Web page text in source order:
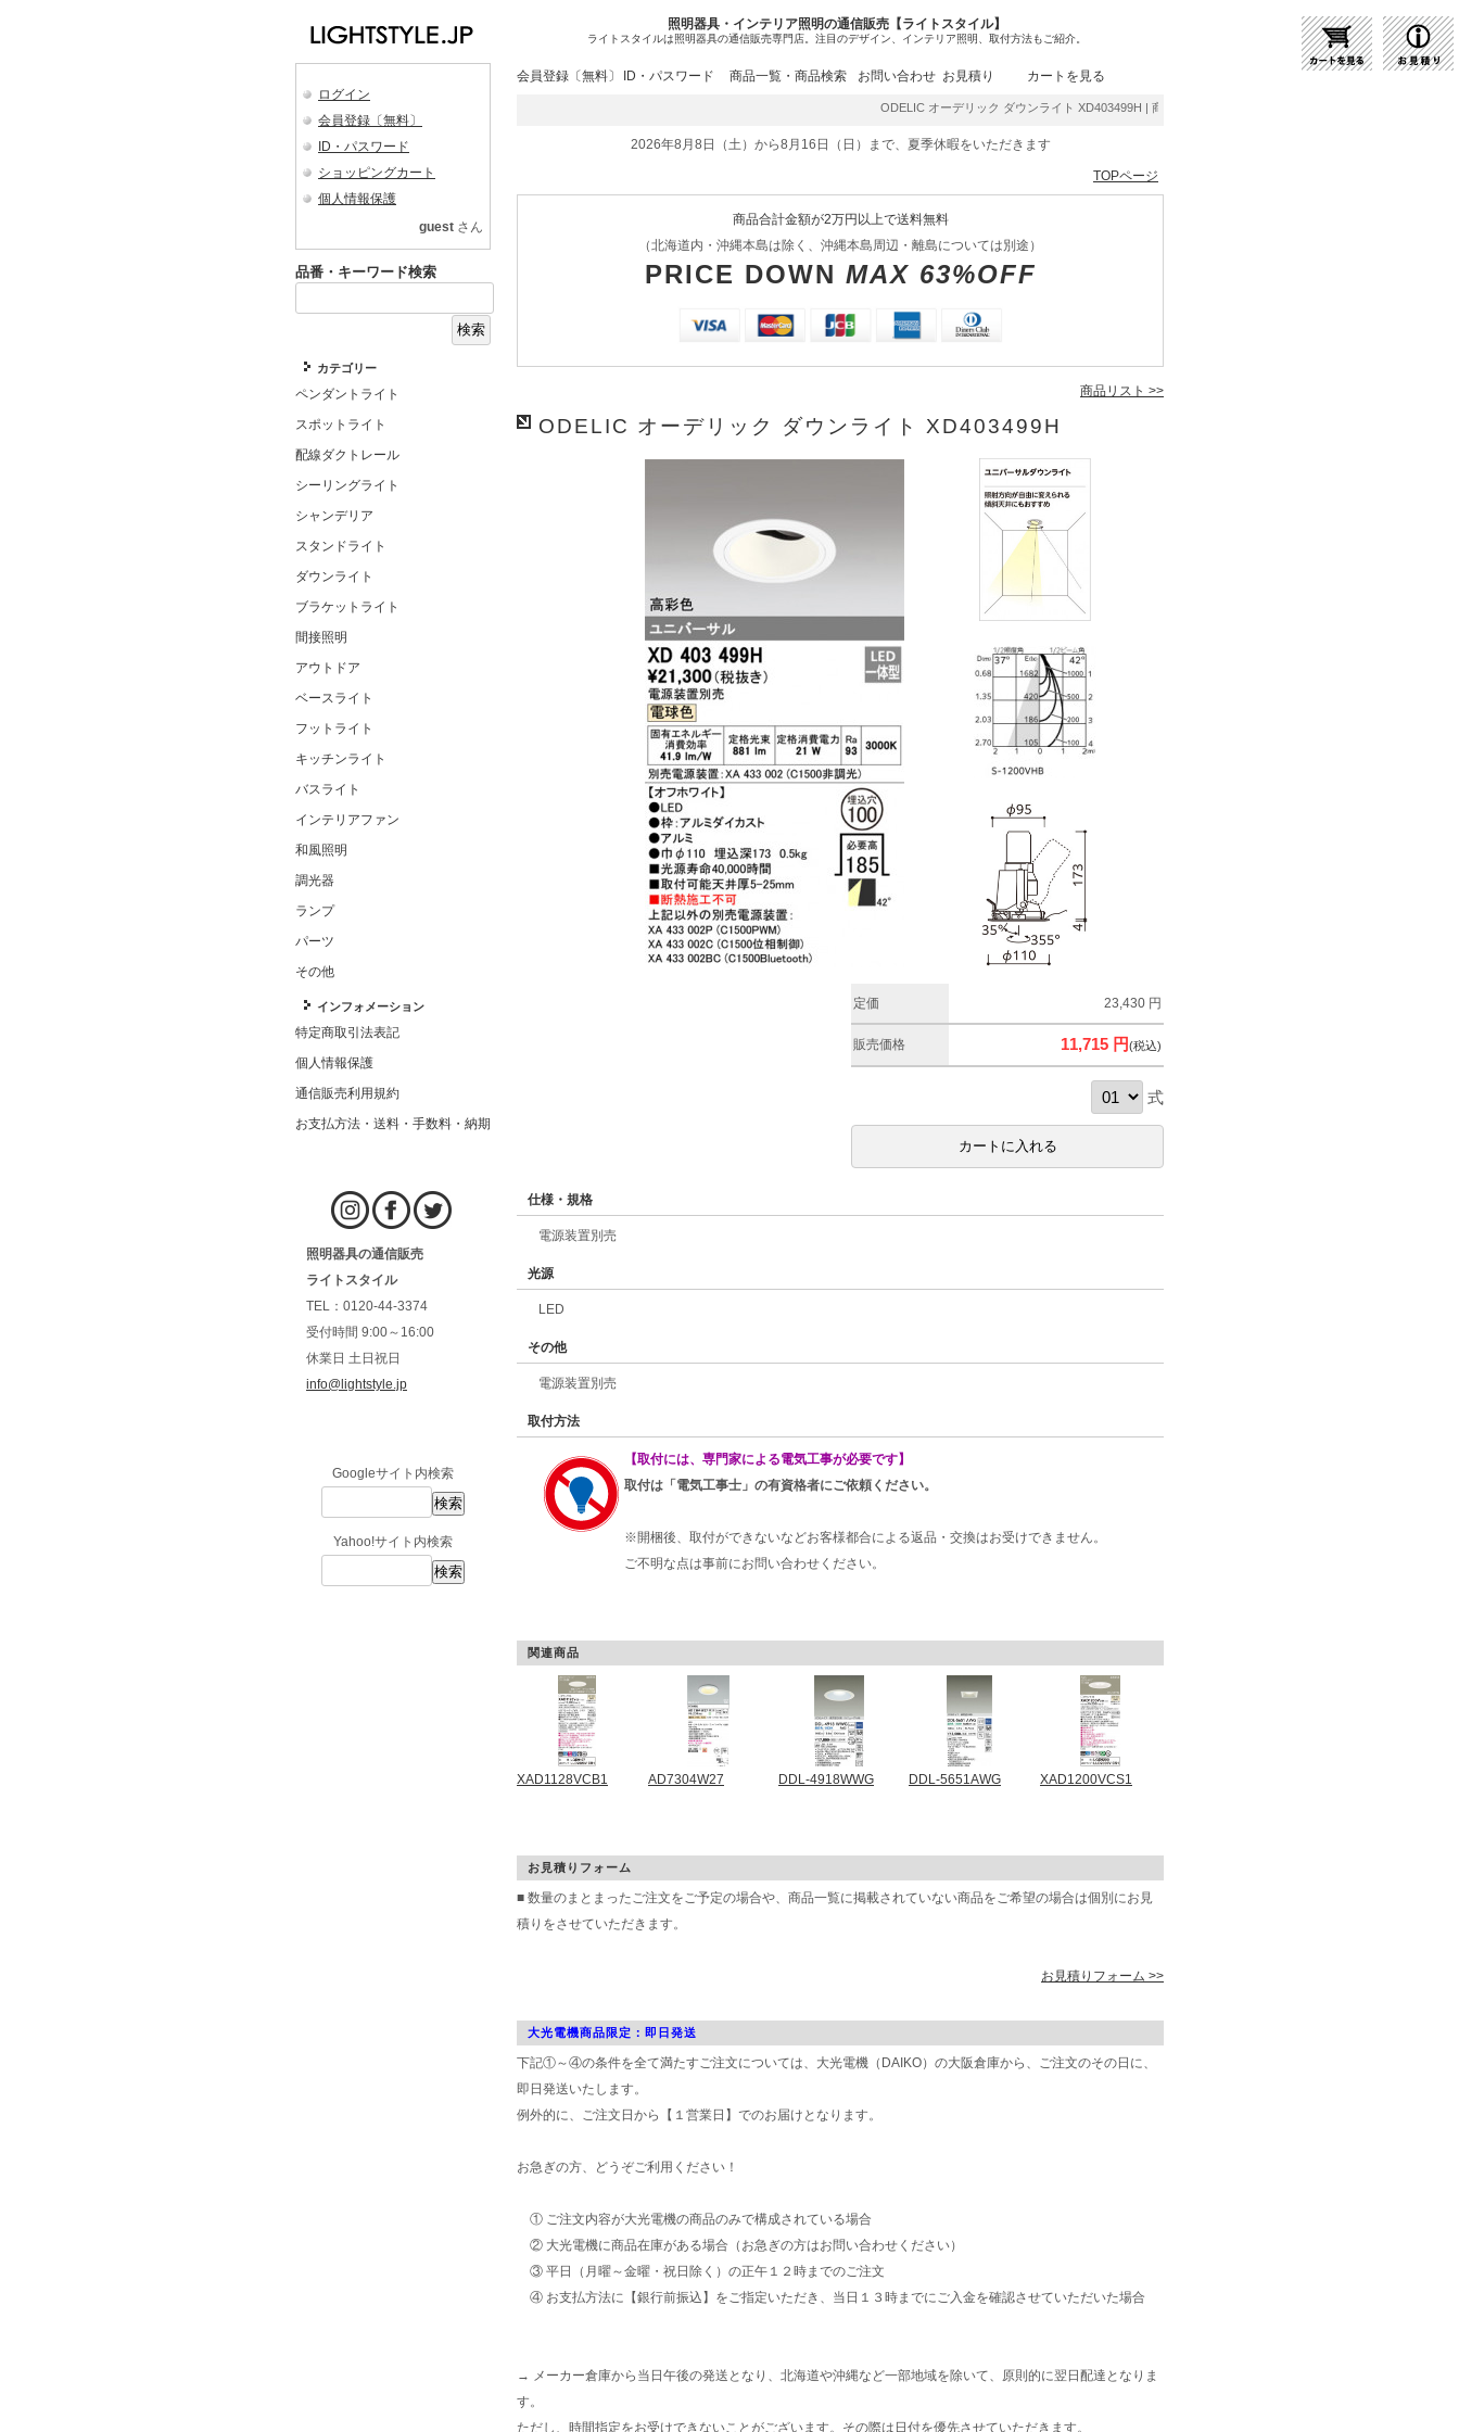
照明器具・インテリア照明の通信販売【ライトスタイル】
ライトスタイルは照明器具の通信販売専門店。注目のデザイン、インテリア照明、取付方法もご紹介。
ログイン
会員登録〔無料〕
ID・パスワード
ショッピングカート
個人情報保護
guest さん
品番・キーワード検索
カテゴリー
ペンダントライト
スポットライト
配線ダクトレール
シーリングライト
シャンデリア
スタンドライト
ダウンライト
ブラケットライト
間接照明
アウトドア
ベースライト
フットライト
キッチンライト
バスライト
インテリアファン
和風照明
調光器
ランプ
パーツ
その他
インフォメーション
特定商取引法表記
個人情報保護
通信販売利用規約
お支払方法・送料・手数料・納期
照明器具の通信販売
ライトスタイル
TEL：0120-44-3374
受付時間 9:00～16:00
休業日 土日祝日
info@lightstyle.jp
Googleサイト内検索
Yahoo!サイト内検索
会員登録〔無料〕 ID・パスワード 商品一覧・商品検索 お問い合わせ お見積り カートを見る
ODELIC オーデリック ダウンライト XD403499H | 商品紹介 | 照明器具の通販・インテリア照明の通信販売【ラ
2026年8月8日（土）から8月16日（日）まで、夏季休暇をいただきます
TOPページ
商品合計金額が2万円以上で送料無料
（北海道内・沖縄本島は除く、沖縄本島周辺・離島については別途）
PRICE DOWN MAX 63%OFF
商品リスト >>
ODELIC オーデリック ダウンライト XD403499H
定価 23,430 円
販売価格 11,715 円(税込)
式
仕様・規格
電源装置別売
光源
LED
その他
電源装置別売
取付方法
【取付には、専門家による電気工事が必要です】
取付は「電気工事士」の有資格者にご依頼ください。
※開梱後、取付ができないなどお客様都合による返品・交換はお受けできません。
ご不明な点は事前にお問い合わせください。
関連商品
XAD1128VCB1 AD7304W27 DDL-4918WWG DDL-5651AWG XAD1200VCS1
お見積りフォーム
■ 数量のまとまったご注文をご予定の場合や、商品一覧に掲載されていない商品をご希望の場合は個別にお見
積りをさせていただきます。
お見積りフォーム >>
大光電機商品限定：即日発送
下記①～④の条件を全て満たすご注文については、大光電機（DAIKO）の大阪倉庫から、ご注文のその日に、
即日発送いたします。
例外的に、ご注文日から【１営業日】でのお届けとなります。
お急ぎの方、どうぞご利用ください！
① ご注文内容が大光電機の商品のみで構成されている場合
② 大光電機に商品在庫がある場合（お急ぎの方はお問い合わせください）
③ 平日（月曜～金曜・祝日除く）の正午１２時までのご注文
④ お支払方法に【銀行前振込】をご指定いただき、当日１３時までにご入金を確認させていただいた場合
→ メーカー倉庫から当日午後の発送となり、北海道や沖縄など一部地域を除いて、原則的に翌日配達となりま
す。
ただし、時間指定をお受けできないことがございます。その際は日付を優先させていただきます。